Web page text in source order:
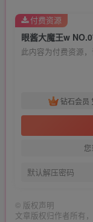
眼酱大魔王w
此内容为付费资源
钻石会员
默认解压密码
付费资源
© 版权声明
文章版权归作者所有